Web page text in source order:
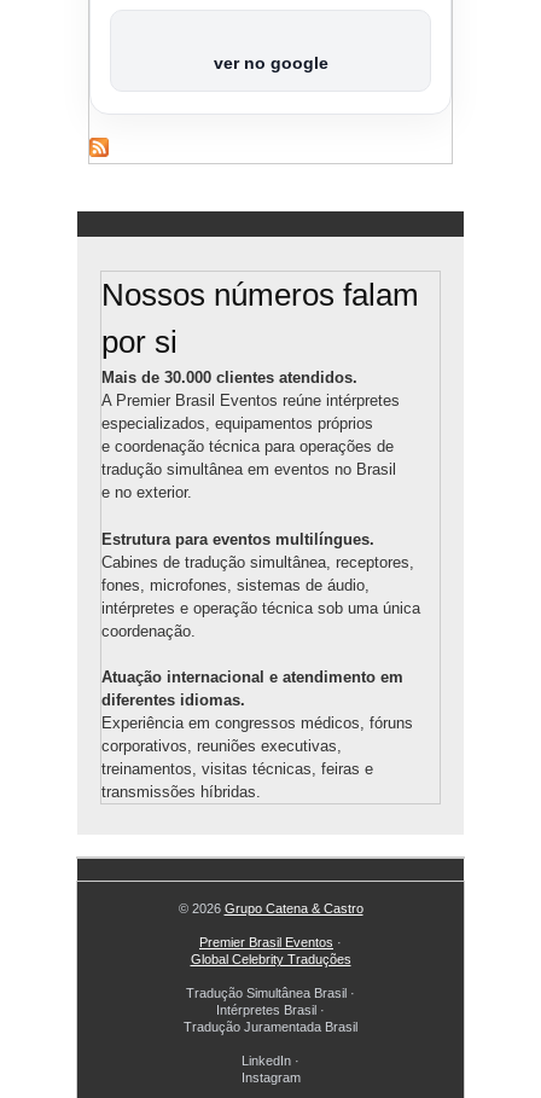
ver no google
Nossos números falam
por si
Mais de 30.000 clientes atendidos.
A Premier Brasil Eventos reúne intérpretes
especializados, equipamentos próprios
e coordenação técnica para operações de
tradução simultânea em eventos no Brasil
e no exterior.
Estrutura para eventos multilíngues.
Cabines de tradução simultânea, receptores,
fones, microfones, sistemas de áudio,
intérpretes e operação técnica sob uma única
coordenação.
Atuação internacional e atendimento em
diferentes idiomas.
Experiência em congressos médicos, fóruns
corporativos, reuniões executivas,
treinamentos, visitas técnicas, feiras e
transmissões híbridas.
© 2026 Grupo Catena & Castro
Premier Brasil Eventos ·
Global Celebrity Traduções
Tradução Simultânea Brasil ·
Intérpretes Brasil ·
Tradução Juramentada Brasil
LinkedIn ·
Instagram